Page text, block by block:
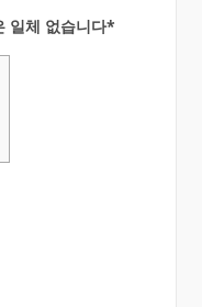
일체 없습니다*